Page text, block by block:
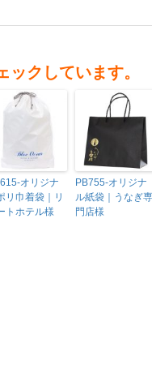
クしています。
オリジナ
リ巾着袋｜リ
トホテル様
PB755-オリジナ
ル紙袋｜うなぎ専
門店様